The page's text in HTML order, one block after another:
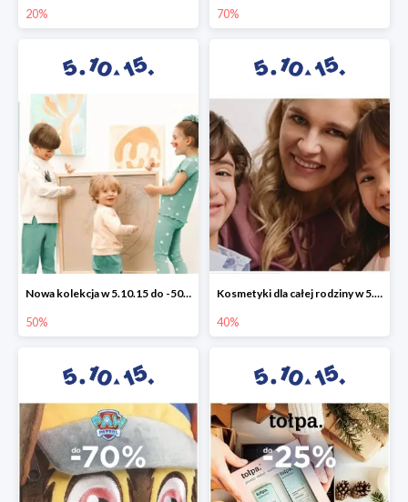
20% 70%
Nowa kolekcja w 5.10.15 do -50%
50%
Kosmetyki dla całej rodziny w 5.10.15 do -40%
40%